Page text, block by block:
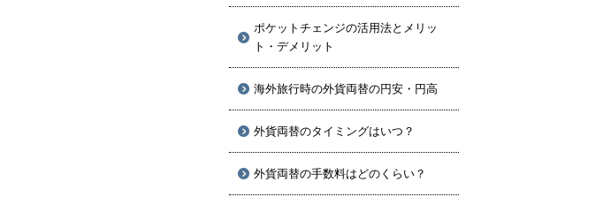
ポケットチェンジの活用法とメリッ
ト・デメリット
海外旅行時の外貨両替の円安・円高
外貨両替のタイミングはいつ？
外貨両替の手数料はどのくらい？